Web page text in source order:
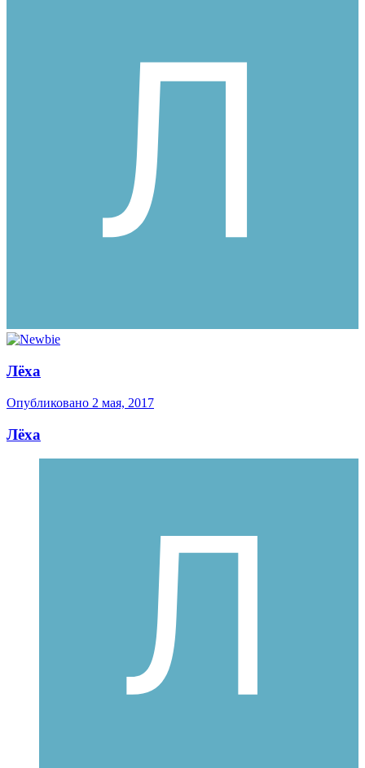
Лёха
Опубликовано 2 мая, 2017
Лёха